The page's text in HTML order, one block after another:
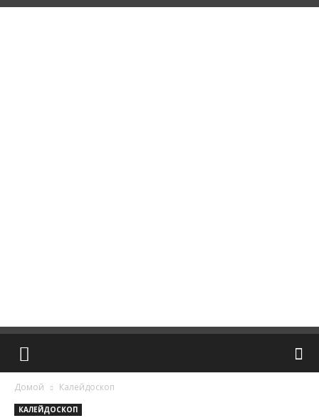
Домой Калейдоскоп
КАЛЕЙДОСКОП